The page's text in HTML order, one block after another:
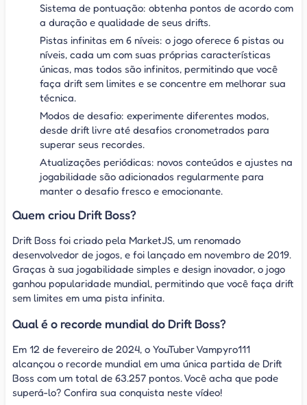
Sistema de pontuação: obtenha pontos de acordo com
a duração e qualidade de seus drifts.
Pistas infinitas em 6 níveis: o jogo oferece 6 pistas ou
níveis, cada um com suas próprias características
únicas, mas todos são infinitos, permitindo que você
faça drift sem limites e se concentre em melhorar sua
técnica.
Modos de desafio: experimente diferentes modos,
desde drift livre até desafios cronometrados para
superar seus recordes.
Atualizações periódicas: novos conteúdos e ajustes na
jogabilidade são adicionados regularmente para
manter o desafio fresco e emocionante.
Quem criou Drift Boss?
Drift Boss foi criado pela MarketJS, um renomado
desenvolvedor de jogos, e foi lançado em novembro de 2019.
Graças à sua jogabilidade simples e design inovador, o jogo
ganhou popularidade mundial, permitindo que você faça drift
sem limites em uma pista infinita.
Qual é o recorde mundial do Drift Boss?
Em 12 de fevereiro de 2024, o YouTuber Vampyro111
alcançou o recorde mundial em uma única partida de Drift
Boss com um total de 63.257 pontos. Você acha que pode
superá-lo? Confira sua conquista neste vídeo!